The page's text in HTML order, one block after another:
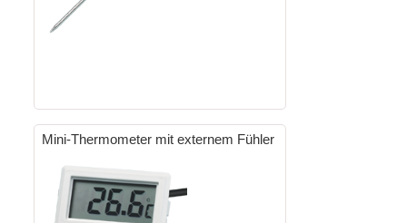
Mini-Thermometer mit externem Fühler